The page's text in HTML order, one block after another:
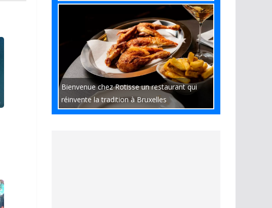
Bienvenue chez Rotisse un restaurant qui
réinvente la tradition à Bruxelles